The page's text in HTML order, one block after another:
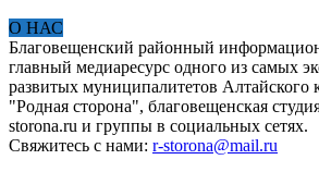
О НАС
Благовещенский районный
главный медиаресурс одного из самых
развитых муниципалитетов Алтайского
"Родная сторона", благовещенская
storona.ru и группы в социальных сетях.
Свяжитесь с нами: r-storona@mail.ru